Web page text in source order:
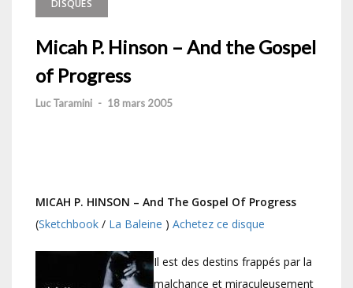
DISQUES
Micah P. Hinson – And the Gospel
of Progress
Luc Taramini - 18 mars 2005
MICAH P. HINSON – And The Gospel Of Progress
(Sketchbook / La Baleine ) Achetez ce disque
Il est des destins frappés par la
malchance et miraculeusement